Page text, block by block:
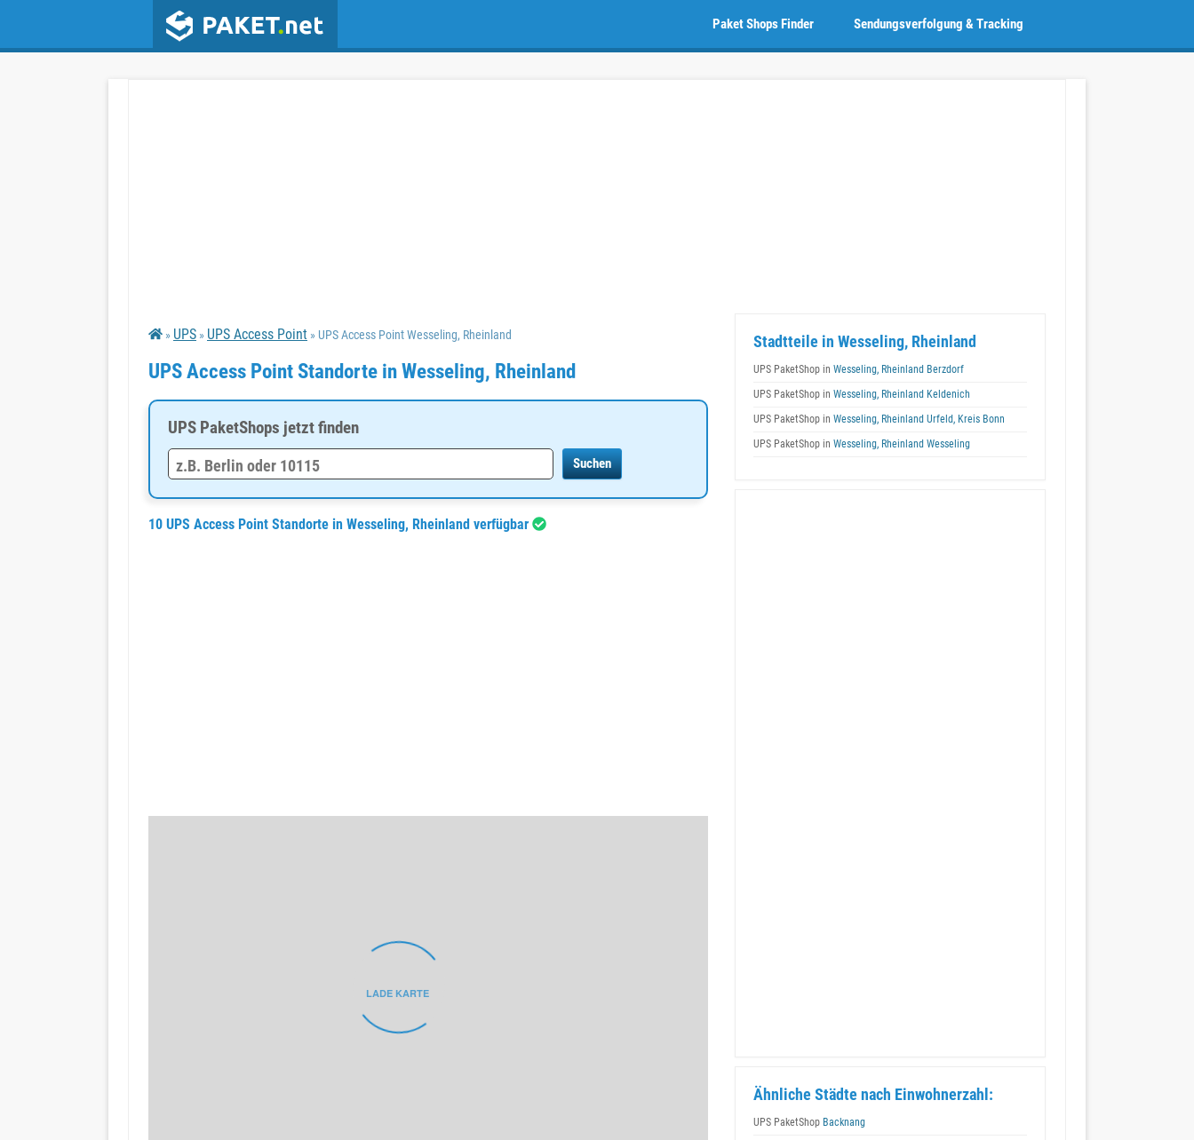
Sendungsverfolgung & Tracking
Paket Shops Finder
» UPS » UPS Access Point » UPS Access Point Wesseling, Rheinland
UPS Access Point Standorte in Wesseling, Rheinland
UPS PaketShops jetzt finden
10 UPS Access Point Standorte in Wesseling, Rheinland verfügbar
Stadtteile in Wesseling, Rheinland
UPS PaketShop in Wesseling, Rheinland Berzdorf
UPS PaketShop in Wesseling, Rheinland Keldenich
UPS PaketShop in Wesseling, Rheinland Urfeld, Kreis Bonn
UPS PaketShop in Wesseling, Rheinland Wesseling
Ähnliche Städte nach Einwohnerzahl:
UPS PaketShop Backnang